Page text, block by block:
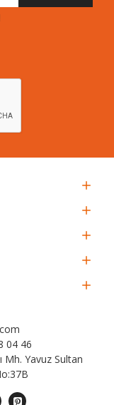
04 46
Mh. Yavuz Sultan